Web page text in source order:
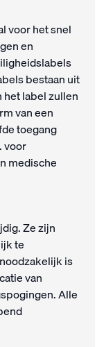
voor het snel
en
bestaan uit
het label zullen
van een
toegang
voor
medische
Ze zijn
te
is
van
Alle